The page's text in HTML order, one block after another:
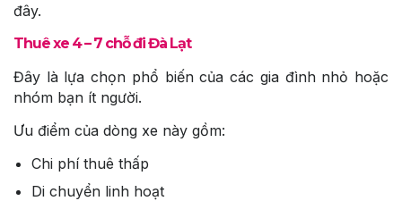
đây.
Thuê xe 4 – 7 chỗ đi Đà Lạt
Đây là lựa chọn phổ biến của các gia đình nhỏ hoặc
nhóm bạn ít người.
Ưu điểm của dòng xe này gồm:
Chi phí thuê thấp
Di chuyển linh hoạt